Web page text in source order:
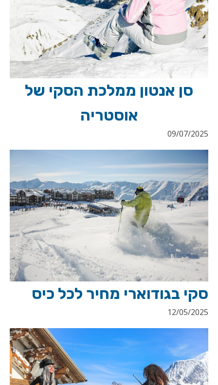
סן אנטון ממלכת הסקי של
אוסטריה
09/07/2025
סקי בגודוארי מחיר לכל כיס
12/05/2025